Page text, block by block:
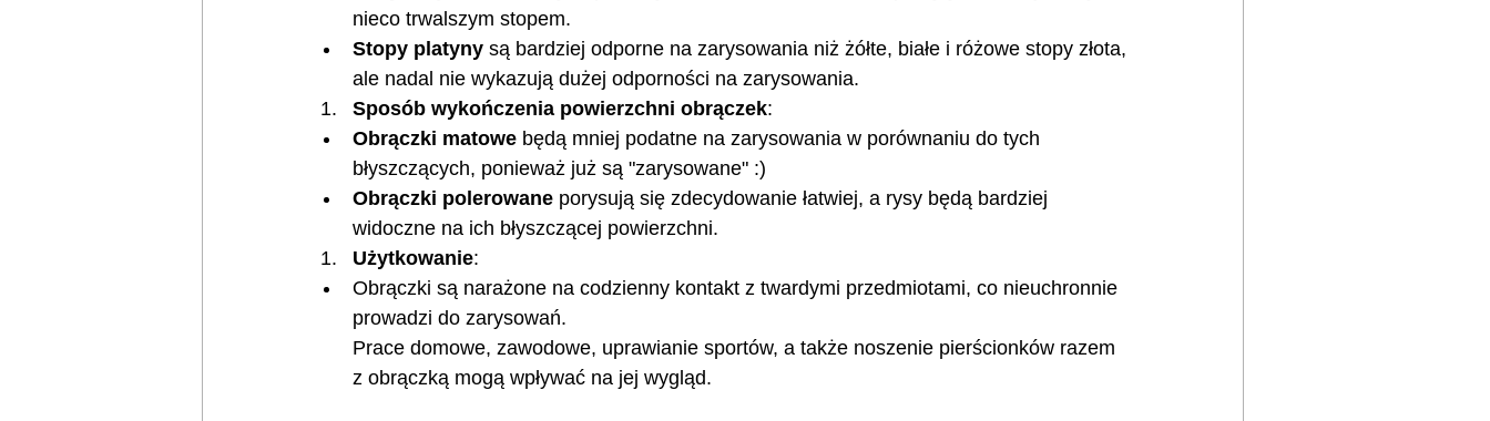
nieco trwalszym stopem.
Stopy platyny są bardziej odporne na zarysowania niż żółte, białe i różowe stopy złota,
ale nadal nie wykazują dużej odporności na zarysowania.
Sposób wykończenia powierzchni obrączek:
Obrączki matowe będą mniej podatne na zarysowania w porównaniu do tych
błyszczących, ponieważ już są "zarysowane" :)
Obrączki polerowane porysują się zdecydowanie łatwiej, a rysy będą bardziej
widoczne na ich błyszczącej powierzchni.
Użytkowanie:
Obrączki są narażone na codzienny kontakt z twardymi przedmiotami, co nieuchronnie
prowadzi do zarysowań.
Prace domowe, zawodowe, uprawianie sportów, a także noszenie pierścionków razem
z obrączką mogą wpływać na jej wygląd.